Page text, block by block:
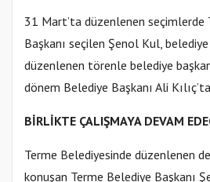
31 Mart’ta düzenlenen seçimlerde
Başkanı seçilen Şenol Kul,
düzenlenen törenle belediye
dönem Belediye Başkanı Ali
BİRLİKTE ÇALIŞMAYA DEVAM
Terme Belediyesinde düzenlenen
konuşan Terme Belediye Başkanı